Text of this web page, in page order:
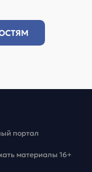
портал
материалы 16+